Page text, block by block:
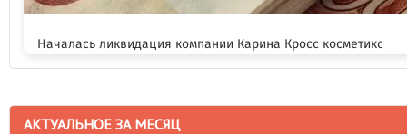
Началась ликвидация компании Карина Кросс косметикс
АКТУАЛЬНОЕ ЗА МЕСЯЦ